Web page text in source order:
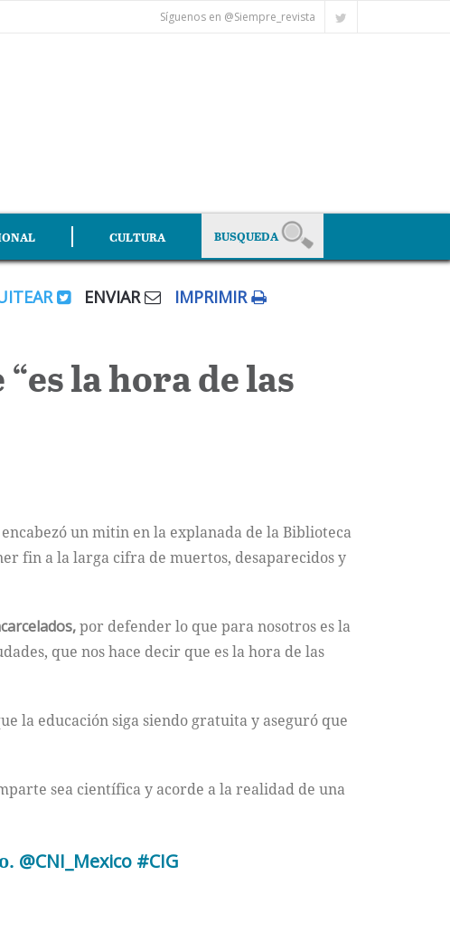
Síguenos en @Siempre_revista
CULTURA
ENVIAR IMPRIMIR
la hora de las
un mitin en la explanada de la Biblioteca
fin a la larga cifra de muertos, desaparecidos y
por defender lo que para nosotros es la
que nos hace decir que es la hora de las
la educación siga siendo gratuita y aseguró que
sea científica y acorde a la realidad de una
@CNI_Mexico #CIG